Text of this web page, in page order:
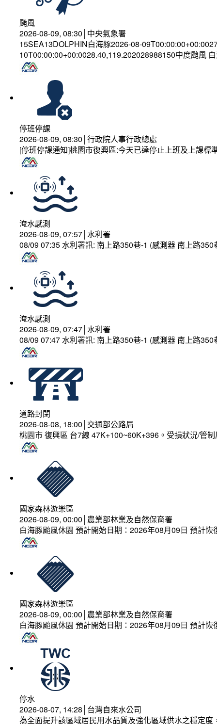
颱風
2026-08-09, 08:30│中央氣象署
15SEA13DOLPHIN白海豚2026-08-
10T00:00:00+00:0028.40,119.202028988150中度颱風
停班停課
2026-08-09, 08:30│行政院人事行政總處
[停班停課通知]桃園市復興區:今天已達停止上班及上課
淹水感測
2026-08-09, 07:57│水利署
08/09 07:35 水利署訊: 南上路350巷-1 (感測器 南上路
淹水感測
2026-08-09, 07:47│水利署
08/09 07:47 水利署訊: 南上路350巷-1 (感測器 南上路
道路封閉
2026-08-08, 18:00│交通部公路局
桃園市 復興區 台7線 47K+100~60K+396。受損狀況/管
國家森林遊樂區
2026-08-09, 00:00│農業部林業及自然保育署
白海豚颱風休園 預計開始日期：2026年08月09日 預計
國家森林遊樂區
2026-08-09, 00:00│農業部林業及自然保育署
白海豚颱風休園 預計開始日期：2026年08月09日 預計
停水
2026-08-07, 14:28│台灣自來水公司
為全面提升該區域居民用水品質及強化區域供水之穩定